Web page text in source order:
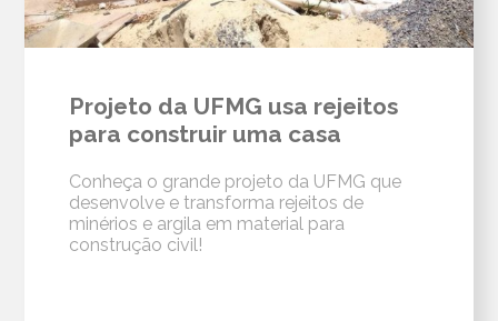
Projeto da UFMG usa rejeitos
para construir uma casa
Conheça o grande projeto da UFMG que
desenvolve e transforma rejeitos de
minérios e argila em material para
construção civil!